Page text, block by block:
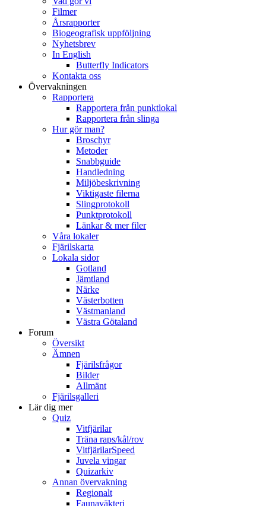
Filmer
Årsrapporter
Biogeografisk uppföljning
Nyhetsbrev
In English
Butterfly Indicators
Kontakta oss
Övervakningen
Rapportera
Rapportera från punktlokal
Rapportera från slinga
Hur gör man?
Broschyr
Metoder
Snabbguide
Handledning
Miljöbeskrivning
Viktigaste filerna
Slingprotokoll
Punktprotokoll
Länkar & mer filer
Våra lokaler
Fjärilskarta
Lokala sidor
Gotland
Jämtland
Närke
Västerbotten
Västmanland
Västra Götaland
Forum
Översikt
Ämnen
Fjärilsfrågor
Bilder
Allmänt
Fjärilsgalleri
Lär dig mer
Quiz
Vitfjärilar
Träna raps/kål/rov
VitfjärilarSpeed
Juvela vingar
Quizarkiv
Annan övervakning
Regionalt
Faunaväkteri